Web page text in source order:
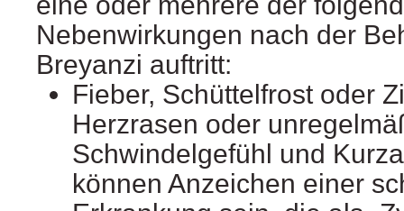
Nebenwirkungen nach der
Breyanzi auftritt:
Fieber, Schüttelfrost oder
Herzrasen oder
Schwindelgefühl und
können Anzeichen einer